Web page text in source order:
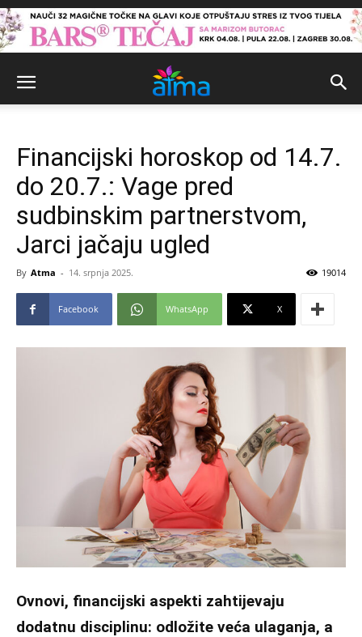
Financijski horoskop od 14.7.
do 20.7.: Vage pred
sudbinskim partnerstvom,
Jarci jačaju ugled
By Atma - 14. srpnja 2025. 19014
Facebook WhatsApp X
Ovnovi, financijski aspekti zahtijevaju
dodatnu disciplinu: odložite veća ulaganja, a